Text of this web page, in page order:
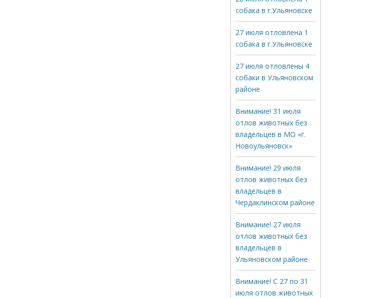
собака в г.Ульяновске
27 июля отловлена 1
собака в г.Ульяновске
27 июля отловлены 4
собаки в Ульяновском
районе
Внимание! 31 июля
отлов животных без
владельцев в МО «г.
Новоульяновск»
Внимание! 29 июля
отлов животных без
владельцев в
Чердаклинском районе
Внимание! 27 июля
отлов животных без
владельцев в
Ульяновском районе
Внимание! С 27 по 31
июля отлов животных